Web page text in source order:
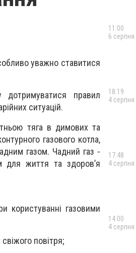
уважно ставитися
дотримуватися правил
ситуацій.
тяга в димових та
газового котла,
газом. Чадний газ -
для життя та здоров’я
користуванні газовими
повітря;
11:00
6 серпня
18:19
4 серпня
17:48
4 серпня
14:00
4 серпня